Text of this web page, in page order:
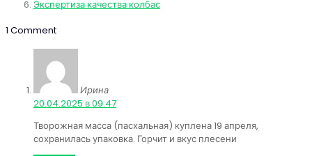
Экспертиза качества колбас
1 Comment
Ирина
20.04.2025 в 09:47
Творожная масса (пасхальная) куплена 19 апреля,
сохранилась упаковка. Горчит и вкус плесени